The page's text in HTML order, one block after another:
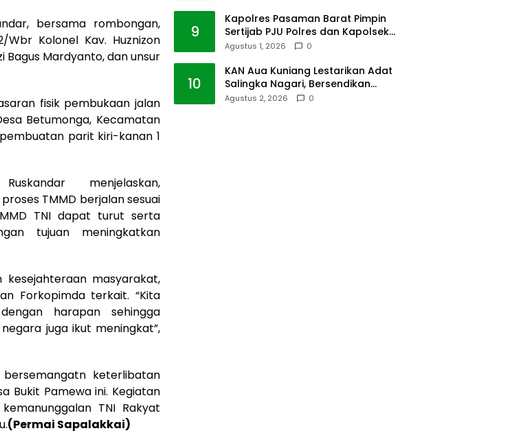
bersama rombongan,
Wbr Kolonel Kav. Huznizon
Bagus Mardyanto, dan unsur
fisik pembukaan jalan
Betumonga, Kecamatan
parit kiri-kanan 1
Ruskandar menjelaskan,
TMMD berjalan sesuai
TNI dapat turut serta
tujuan meningkatkan
kesejahteraan masyarakat,
Forkopimda terkait. “Kita
harapan sehingga
juga ikut meningkat”,
keterlibatan
Bukit Pamewa ini. Kegiatan
TNI Rakyat
(Permai Sapalakkai)
9
Kapolres Pasaman Barat Pimpin
Sertijab PJU Polres dan Kapolsek
Sungai Beremas
Agustus 1, 2026 0
10
KAN Aua Kuniang Lestarikan Adat
Salingka Nagari, Bersendikan
Kitabullah
Agustus 2, 2026 0